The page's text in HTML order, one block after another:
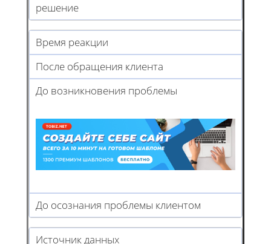
решение
Время реакции
После обращения клиента
До возникновения проблемы
До осознания проблемы клиентом
Источник данных